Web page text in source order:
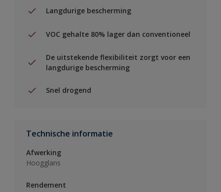
Langdurige bescherming
VOC gehalte 80% lager dan conventioneel
De uitstekende flexibiliteit zorgt voor een
langdurige bescherming
Snel drogend
Technische informatie
Afwerking
Hoogglans
Rendement